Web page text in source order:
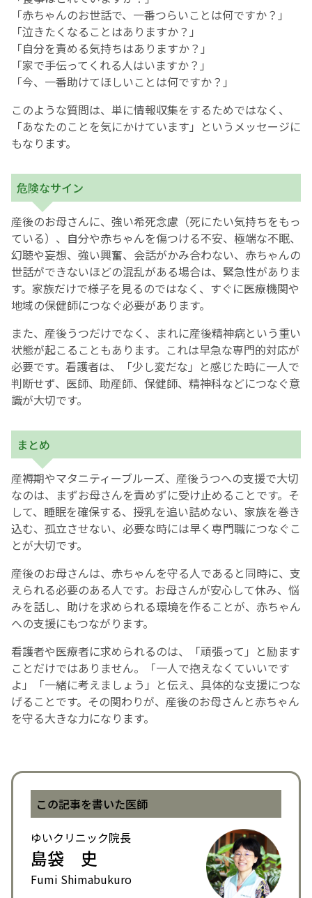
「赤ちゃんのお世話で、一番つらいことは何ですか？」
「泣きたくなることはありますか？」
「自分を責める気持ちはありますか？」
「家で手伝ってくれる人はいますか？」
「今、一番助けてほしいことは何ですか？」
このような質問は、単に情報収集をするためではなく、
「あなたのことを気にかけています」というメッセージに
もなります。
危険なサイン
産後のお母さんに、強い希死念慮（死にたい気持ちをもっ
ている）、自分や赤ちゃんを傷つける不安、極端な不眠、
幻聴や妄想、強い興奮、会話がかみ合わない、赤ちゃんの
世話ができないほどの混乱がある場合は、緊急性がありま
す。家族だけで様子を見るのではなく、すぐに医療機関や
地域の保健師につなぐ必要があります。
また、産後うつだけでなく、まれに産後精神病という重い
状態が起こることもあります。これは早急な専門的対応が
必要です。看護者は、「少し変だな」と感じた時に一人で
判断せず、医師、助産師、保健師、精神科などにつなぐ意
識が大切です。
まとめ
産褥期やマタニティーブルーズ、産後うつへの支援で大切
なのは、まずお母さんを責めずに受け止めることです。そ
して、睡眠を確保する、授乳を追い詰めない、家族を巻き
込む、孤立させない、必要な時には早く専門職につなぐこ
とが大切です。
産後のお母さんは、赤ちゃんを守る人であると同時に、支
えられる必要のある人です。お母さんが安心して休み、悩
みを話し、助けを求められる環境を作ることが、赤ちゃん
への支援にもつながります。
看護者や医療者に求められるのは、「頑張って」と励ます
ことだけではありません。「一人で抱えなくていいです
よ」「一緒に考えましょう」と伝え、具体的な支援につな
げることです。その関わりが、産後のお母さんと赤ちゃん
を守る大きな力になります。
この記事を書いた医師
ゆいクリニック院長
島袋 史
Fumi Shimabukuro